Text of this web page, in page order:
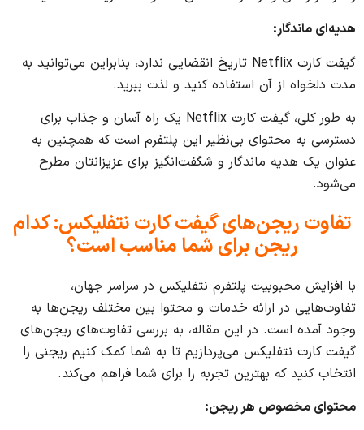
هدیه‌ای ماندگار:
گیفت کارت Netflix تاریخ انقضایی ندارد، بنابراین می‌توانید به
مدت دلخواه از آن استفاده کنید و لذت ببرید.
به طور کلی، گیفت کارت Netflix یک راه آسان و جذاب برای
دسترسی به محتوای بی‌نظیر این پلتفرم است که همچنین به
عنوان یک هدیه ماندگار و شگفت‌انگیز برای عزیزانتان مطرح
می‌شود.
تفاوت ریجن‌های گیفت کارت نتفلیکس: کدام
ریجن برای شما مناسب است؟
با افزایش محبوبیت پلتفرم نتفلیکس در سراسر جهان،
تفاوت‌هایی در ارائه خدمات و محتوا بین مختلف ریجن‌ها به
وجود آمده است. در این مقاله، به بررسی تفاوت‌های ریجن‌های
گیفت کارت نتفلیکس می‌پردازیم تا به شما کمک کنیم ریجنی را
انتخاب کنید که بهترین تجربه را برای شما فراهم می‌کند.
محتوای مخصوص هر ریجن: